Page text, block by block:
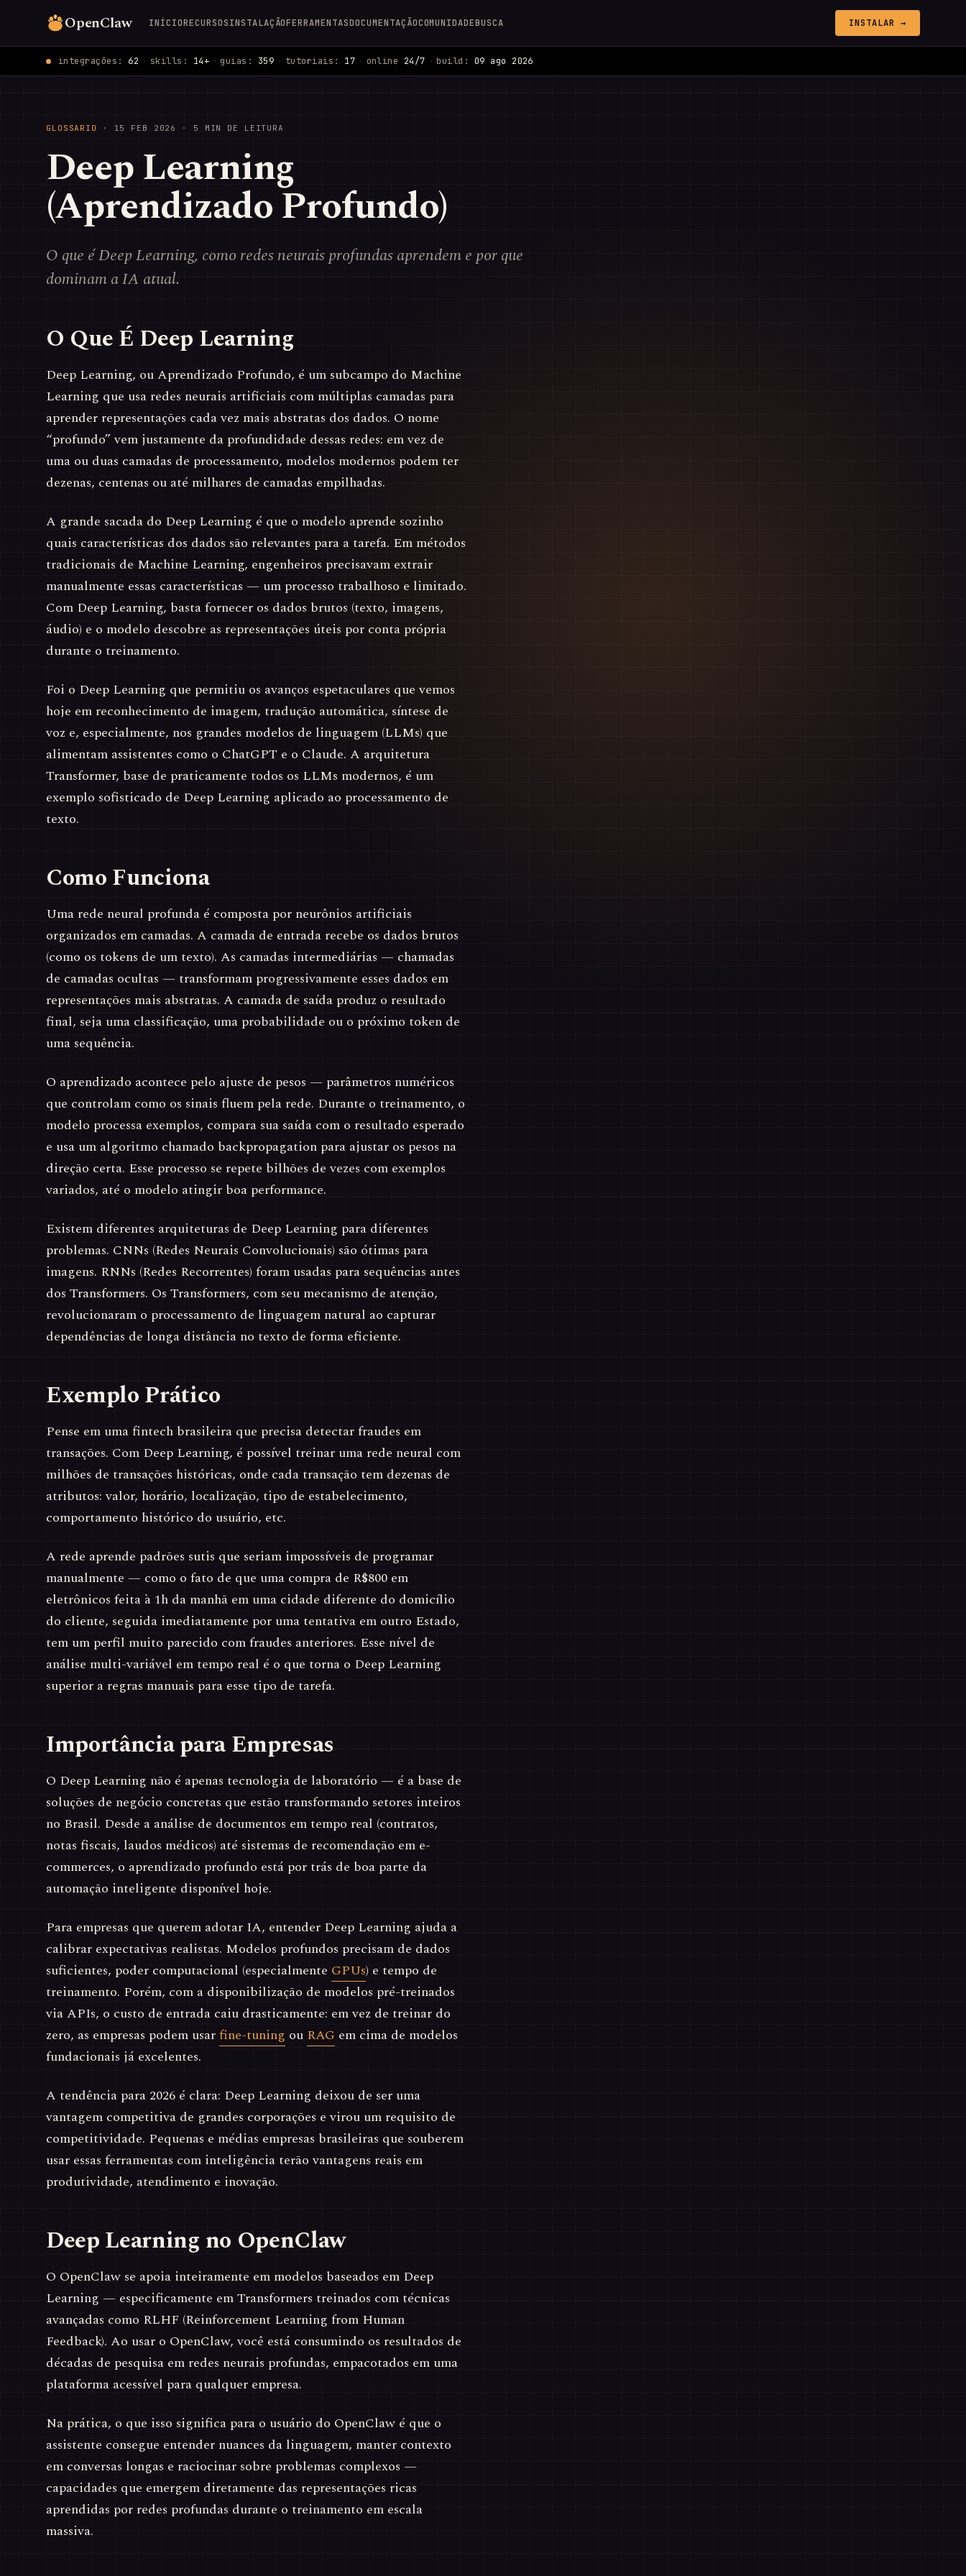
OpenClaw INÍCIORECURSOSINSTALAÇÃOFERRAMENTASDOCUMENTAÇÃOCOMUNIDADEBUSCA INSTALAR →
integrações: 62 · skills: 14+ · guias: 359 · tutoriais: 17 · online 24/7 · build: 09 ago 2026
GLOSSARIO · 15 FEB 2026 · 5 MIN DE LEITURA
Deep Learning
(Aprendizado Profundo)
O que é Deep Learning, como redes neurais profundas aprendem e por que
dominam a IA atual.
O Que É Deep Learning
Deep Learning, ou Aprendizado Profundo, é um subcampo do Machine
Learning que usa redes neurais artificiais com múltiplas camadas para
aprender representações cada vez mais abstratas dos dados. O nome
“profundo” vem justamente da profundidade dessas redes: em vez de
uma ou duas camadas de processamento, modelos modernos podem ter
dezenas, centenas ou até milhares de camadas empilhadas.
A grande sacada do Deep Learning é que o modelo aprende sozinho
quais características dos dados são relevantes para a tarefa. Em métodos
tradicionais de Machine Learning, engenheiros precisavam extrair
manualmente essas características — um processo trabalhoso e limitado.
Com Deep Learning, basta fornecer os dados brutos (texto, imagens,
áudio) e o modelo descobre as representações úteis por conta própria
durante o treinamento.
Foi o Deep Learning que permitiu os avanços espetaculares que vemos
hoje em reconhecimento de imagem, tradução automática, síntese de
voz e, especialmente, nos grandes modelos de linguagem (LLMs) que
alimentam assistentes como o ChatGPT e o Claude. A arquitetura
Transformer, base de praticamente todos os LLMs modernos, é um
exemplo sofisticado de Deep Learning aplicado ao processamento de
texto.
Como Funciona
Uma rede neural profunda é composta por neurônios artificiais
organizados em camadas. A camada de entrada recebe os dados brutos
(como os tokens de um texto). As camadas intermediárias — chamadas
de camadas ocultas — transformam progressivamente esses dados em
representações mais abstratas. A camada de saída produz o resultado
final, seja uma classificação, uma probabilidade ou o próximo token de
uma sequência.
O aprendizado acontece pelo ajuste de pesos — parâmetros numéricos
que controlam como os sinais fluem pela rede. Durante o treinamento, o
modelo processa exemplos, compara sua saída com o resultado esperado
e usa um algoritmo chamado backpropagation para ajustar os pesos na
direção certa. Esse processo se repete bilhões de vezes com exemplos
variados, até o modelo atingir boa performance.
Existem diferentes arquiteturas de Deep Learning para diferentes
problemas. CNNs (Redes Neurais Convolucionais) são ótimas para
imagens. RNNs (Redes Recorrentes) foram usadas para sequências antes
dos Transformers. Os Transformers, com seu mecanismo de atenção,
revolucionaram o processamento de linguagem natural ao capturar
dependências de longa distância no texto de forma eficiente.
Exemplo Prático
Pense em uma fintech brasileira que precisa detectar fraudes em
transações. Com Deep Learning, é possível treinar uma rede neural com
milhões de transações históricas, onde cada transação tem dezenas de
atributos: valor, horário, localização, tipo de estabelecimento,
comportamento histórico do usuário, etc.
A rede aprende padrões sutis que seriam impossíveis de programar
manualmente — como o fato de que uma compra de R$800 em
eletrônicos feita à 1h da manhã em uma cidade diferente do domicílio
do cliente, seguida imediatamente por uma tentativa em outro Estado,
tem um perfil muito parecido com fraudes anteriores. Esse nível de
análise multi-variável em tempo real é o que torna o Deep Learning
superior a regras manuais para esse tipo de tarefa.
Importância para Empresas
O Deep Learning não é apenas tecnologia de laboratório — é a base de
soluções de negócio concretas que estão transformando setores inteiros
no Brasil. Desde a análise de documentos em tempo real (contratos,
notas fiscais, laudos médicos) até sistemas de recomendação em e-
commerces, o aprendizado profundo está por trás de boa parte da
automação inteligente disponível hoje.
Para empresas que querem adotar IA, entender Deep Learning ajuda a
calibrar expectativas realistas. Modelos profundos precisam de dados
suficientes, poder computacional (especialmente GPUs) e tempo de
treinamento. Porém, com a disponibilização de modelos pré-treinados
via APIs, o custo de entrada caiu drasticamente: em vez de treinar do
zero, as empresas podem usarfine-tuning ou RAG em cima de modelos
fundacionais já excelentes.
A tendência para 2026 é clara: Deep Learning deixou de ser uma
vantagem competitiva de grandes corporações e virou um requisito de
competitividade. Pequenas e médias empresas brasileiras que souberem
usar essas ferramentas com inteligência terão vantagens reais em
produtividade, atendimento e inovação.
Deep Learning no OpenClaw
O OpenClaw se apoia inteiramente em modelos baseados em Deep
Learning — especificamente em Transformers treinados com técnicas
avançadas como RLHF (Reinforcement Learning from Human
Feedback). Ao usar o OpenClaw, você está consumindo os resultados de
décadas de pesquisa em redes neurais profundas, empacotados em uma
plataforma acessível para qualquer empresa.
Na prática, o que isso significa para o usuário do OpenClaw é que o
assistente consegue entender nuances da linguagem, manter contexto
em conversas longas e raciocinar sobre problemas complexos —
capacidades que emergem diretamente das representações ricas
aprendidas por redes profundas durante o treinamento em escala
massiva.